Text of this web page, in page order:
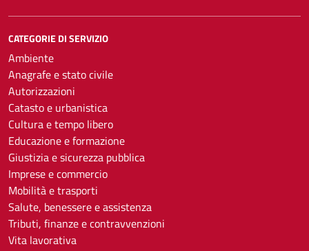
CATEGORIE DI SERVIZIO
Ambiente
Anagrafe e stato civile
Autorizzazioni
Catasto e urbanistica
Cultura e tempo libero
Educazione e formazione
Giustizia e sicurezza pubblica
Imprese e commercio
Mobilità e trasporti
Salute, benessere e assistenza
Tributi, finanze e contravvenzioni
Vita lavorativa